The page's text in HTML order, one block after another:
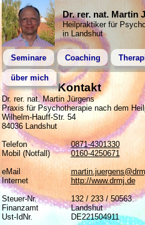
Dr. rer. nat. Martin
Heilpraktiker für
in Landshut
Seminare Coaching
über mich
Kontakt
Dr. rer. nat. Martin Jürgens
Praxis für Psychotherapie nach dem
Wilhelm-Hauff-Str. 54
84036 Landshut
Telefon
0871-4301330
Mobil (Notfall)
0160-4250671
eMail
Internet
http://www.drmj.de
Steuer-Nr.
132 / 233 / 50563
Finanzamt
Landshut
Ust-IdNr.
DE221504911